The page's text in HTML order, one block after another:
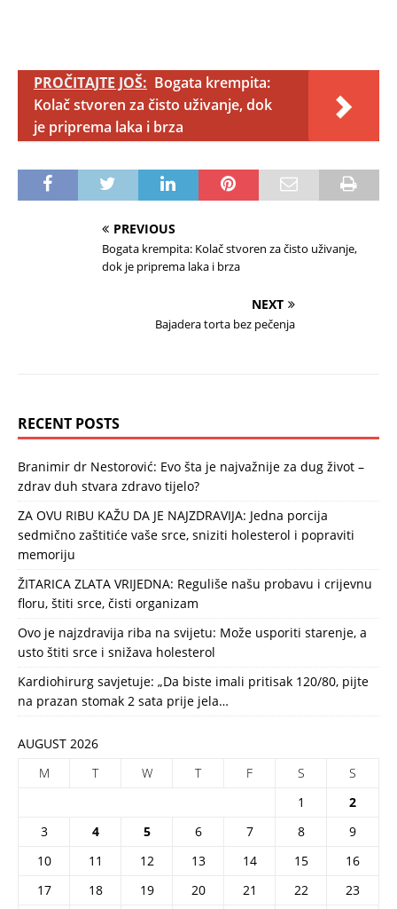
PROČITAJTE JOŠ: Bogata krempita:
Kolač stvoren za čisto uživanje, dok
je priprema laka i brza
PREVIOUS
Bogata krempita: Kolač stvoren za čisto uživanje,
dok je priprema laka i brza
NEXT
Bajadera torta bez pečenja
RECENT POSTS
Branimir dr Nestorović: Evo šta je najvažnije za dug život –
zdrav duh stvara zdravo tijelo?
ZA OVU RIBU KAŽU DA JE NAJZDRAVIJA: Jedna porcija
sedmično zaštitiće vaše srce, sniziti holesterol i popraviti
memoriju
ŽITARICA ZLATA VRIJEDNA: Reguliše našu probavu i crijevnu
floru, štiti srce, čisti organizam
Ovo je najzdravija riba na svijetu: Može usporiti starenje, a
usto štiti srce i snižava holesterol
Kardiohirurg savjetuje: „Da biste imali pritisak 120/80, pijte
na prazan stomak 2 sata prije jela…
AUGUST 2026
M
T W T F S
S
1
2
3
4 5 6 7 8
9
10
11 12 13 14 15
16
17
18 19 20 21 22 23